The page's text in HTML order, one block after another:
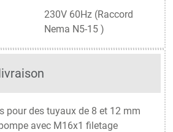
230V 60Hz (Raccord
Nema N5-15 )
pour des tuyaux de 8 et 12 mm
avec M16x1 filetage